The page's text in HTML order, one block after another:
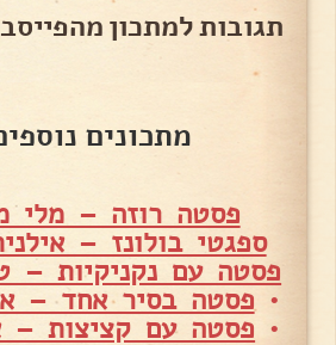
תגובות למתכון
מתכונים
פסטה רוזה – מלי
ספגטי בולונז –
פסטה עם נקניקיות –
•פסטה בסיר אחד –
• פסטה עם קציצות –